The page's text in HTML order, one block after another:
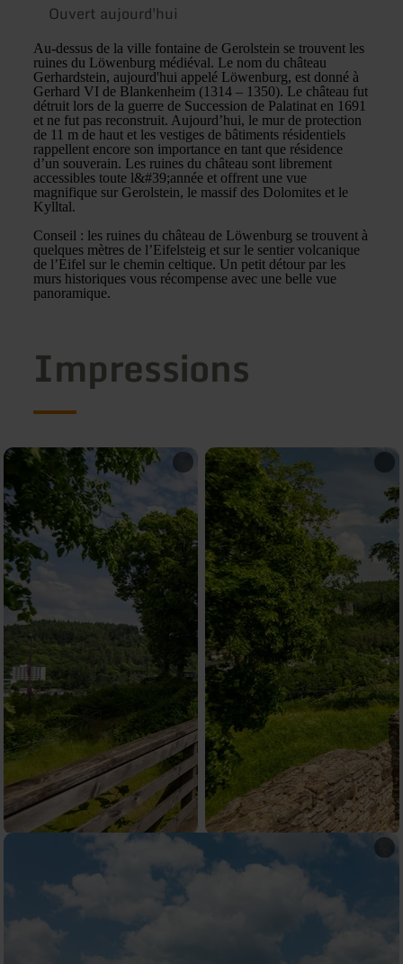
Ouvert aujourd'hui
Au-dessus de la ville fontaine de Gerolstein se trouvent les
ruines du Löwenburg médiéval. Le nom du château
Gerhardstein, aujourd'hui appelé Löwenburg, est donné à
Gerhard VI de Blankenheim (1314 – 1350). Le château fut
détruit lors de la guerre de Succession de Palatinat en 1691
et ne fut pas reconstruit. Aujourd’hui, le mur de protection
de 11 m de haut et les vestiges de bâtiments résidentiels
rappellent encore son importance en tant que résidence
d’un souverain. Les ruines du château sont librement
accessibles toute l&#39;année et offrent une vue
magnifique sur Gerolstein, le massif des Dolomites et le
Kylltal.
Conseil : les ruines du château de Löwenburg se trouvent à
quelques mètres de l’Eifelsteig et sur le sentier volcanique
de l’Eifel sur le chemin celtique. Un petit détour par les
murs historiques vous récompense avec une belle vue
panoramique.
Impressions